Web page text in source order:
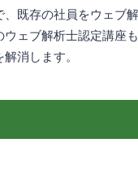
既存の社員をウェブ
ェブ解析士認定講座
消します。